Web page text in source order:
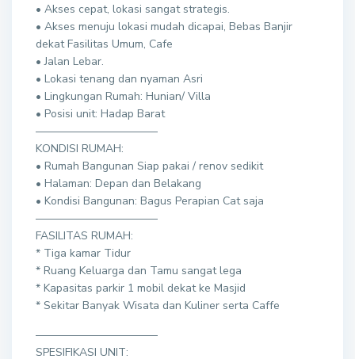
• Akses cepat, lokasi sangat strategis.
• Akses menuju lokasi mudah dicapai, Bebas Banjir
dekat Fasilitas Umum, Cafe
• Jalan Lebar.
• Lokasi tenang dan nyaman Asri
• Lingkungan Rumah: Hunian/ Villa
• Posisi unit: Hadap Barat
———————————
KONDISI RUMAH:
• Rumah Bangunan Siap pakai / renov sedikit
• Halaman: Depan dan Belakang
• Kondisi Bangunan: Bagus Perapian Cat saja
———————————
FASILITAS RUMAH:
* Tiga kamar Tidur
* Ruang Keluarga dan Tamu sangat lega
* Kapasitas parkir 1 mobil dekat ke Masjid
* Sekitar Banyak Wisata dan Kuliner serta Caffe
———————————
SPESIFIKASI UNIT: